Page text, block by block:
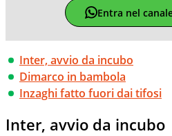
Entra nel
Inter, avvio da incubo
Dimarco in bambola
Inzaghi fatto fuori dai tifosi
Inter, avvio da incubo